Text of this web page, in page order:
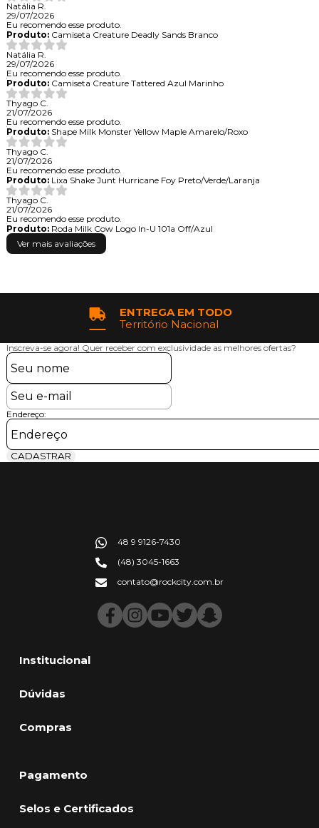
Natália R.
29/07/2026
Eu recomendo esse produto.
Produto:Camiseta Creature Deadly Sands Branco
Natália R.
29/07/2026
Eu recomendo esse produto.
Produto:Camiseta Creature Tattered Azul Marinho
Thyago C.
21/07/2026
Eu recomendo esse produto.
Produto:Shape Milk Monster Yellow Maple Amarelo/Roxo
Thyago C.
21/07/2026
Eu recomendo esse produto.
Produto:Lixa Shake Junt Hurricane Foy Preto/Verde/Laranja
Thyago C.
21/07/2026
Eu recomendo esse produto.
Produto:Roda Milk Cow Logo In-U 101a Off/Azul
Ver mais avaliações
ENTREGA EM TODO
Território Nacional
Inscreva-se agora! Quer receber com exclusividade as melhores ofertas?
Endereço:
CADASTRAR
Institucional
Dúvidas
Compras
48 9 9126-7430
(48) 3045-1663
contato@rockcity.com.br
Pagamento
Selos e Certificados